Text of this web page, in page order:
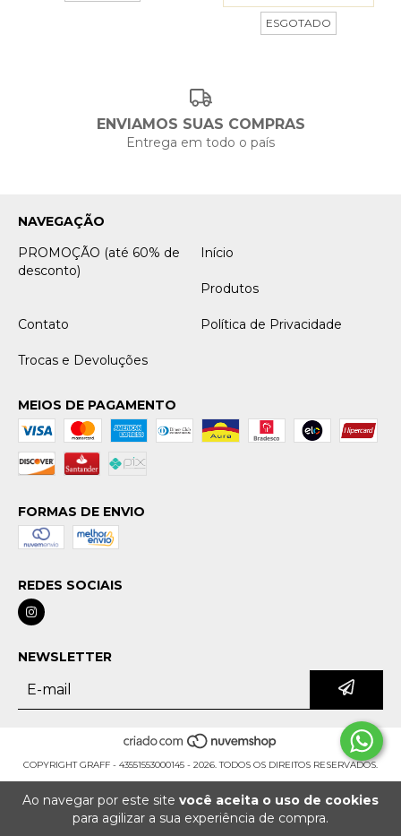
Ao navegar por este site você aceita o uso de cookies
para agilizar a sua experiência de compra.
ESGOTADO
ENVIAMOS SUAS COMPRAS
Entrega em todo o país
NAVEGAÇÃO
PROMOÇÃO (até 60% de
desconto)
Início
Produtos
Contato Política de Privacidade
Trocas e Devoluções
MEIOS DE PAGAMENTO
FORMAS DE ENVIO
REDES SOCIAIS
NEWSLETTER
COPYRIGHT GRAFF - 43551553000145 - 2026. TODOS OS DIREITOS RESERVADOS.